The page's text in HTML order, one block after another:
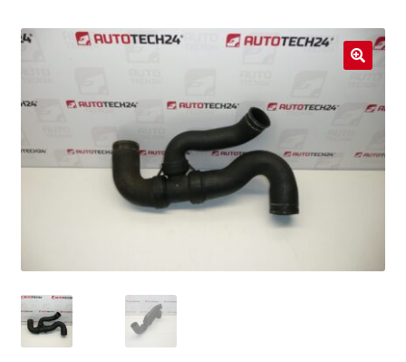
Mon compte
Paiements
Politique de confidentialité
Procédure de Réclamation